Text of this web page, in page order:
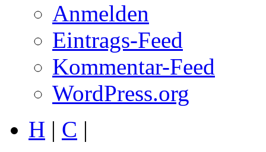
Anmelden
Eintrags-Feed
Kommentar-Feed
WordPress.org
H | C |